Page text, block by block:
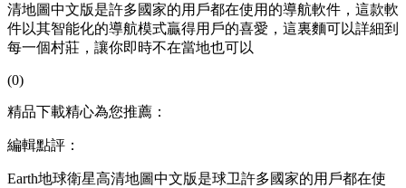
清地圖中文版是許多國家的用戶都在使用的導航軟件，這款軟
件以其智能化的導航模式贏得用戶的喜愛，這裏麵可以詳細到
每一個村莊，讓你即時不在當地也可以
(0)
精品下載精心為您推薦：
編輯點評：
Earth地球衛星高清地圖中文版是球卫許多國家的用戶都在使